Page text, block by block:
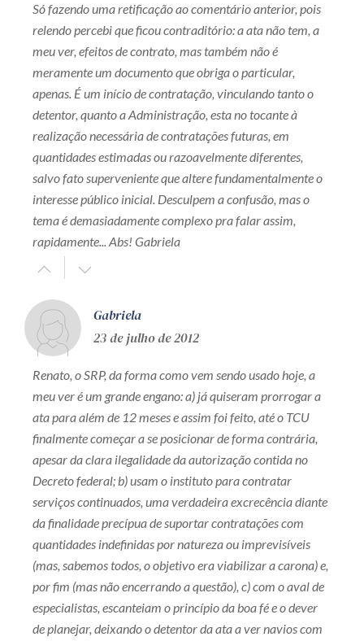
Só fazendo uma retificação ao comentário anterior, pois
relendo percebi que ficou contraditório: a ata não tem, a
meu ver, efeitos de contrato, mas também não é
meramente um documento que obriga o particular,
apenas. É um início de contratação, vinculando tanto o
detentor, quanto a Administração, esta no tocante à
realização necessária de contratações futuras, em
quantidades estimadas ou razoavelmente diferentes,
salvo fato superveniente que altere fundamentalmente o
interesse público inicial. Desculpem a confusão, mas o
tema é demasiadamente complexo pra falar assim,
rapidamente... Abs! Gabriela
Gabriela
23 de julho de 2012
Renato, o SRP, da forma como vem sendo usado hoje, a
meu ver é um grande engano: a) já quiseram prorrogar a
ata para além de 12 meses e assim foi feito, até o TCU
finalmente começar a se posicionar de forma contrária,
apesar da clara ilegalidade da autorização contida no
Decreto federal; b) usam o instituto para contratar
serviços continuados, uma verdadeira excrecência diante
da finalidade precípua de suportar contratações com
quantidades indefinidas por natureza ou imprevisíveis
(mas, sabemos todos, o objetivo era viabilizar a carona) e,
por fim (mas não encerrando a questão), c) com o aval de
especialistas, escanteiam o princípio da boa fé e o dever
de planejar, deixando o detentor da ata a ver navios com